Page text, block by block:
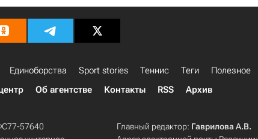
Единоборства Sport stories Теннис Теги
Полезное
Об агентстве Контакты RSS Архив
57640
Главный редактор: Гаврилова А.В.